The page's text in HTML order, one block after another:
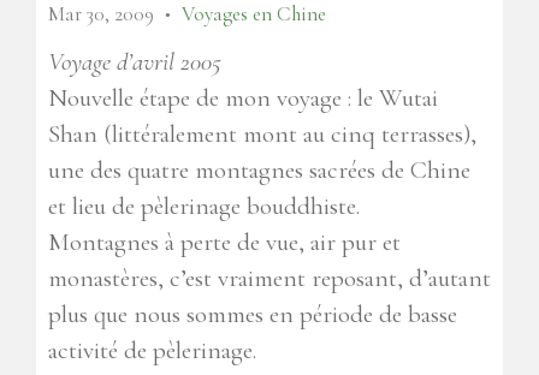
Mar 30, 2009 ● Voyages en Chine
Voyage d’avril 2005
Nouvelle étape de mon voyage : le Wutai
Shan (littéralement mont au cinq terrasses),
une des quatre montagnes sacrées de Chine
et lieu de pèlerinage bouddhiste.
Montagnes à perte de vue, air pur et
monastères, c’est vraiment reposant, d’autant
plus que nous sommes en période de basse
activité de pèlerinage.